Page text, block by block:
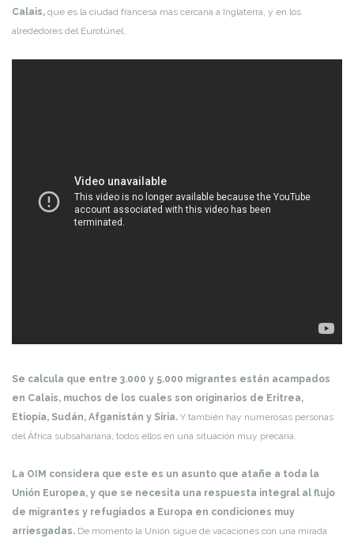
Calais, que es la ciudad francesa más cercana a Inglaterra, y en los
alrededores del Eurotúnel.
Se calcula que entre 3.000 y 5.000 migrantes están acampados
en Calais, muchos de los cuales son originarios de Eritrea,
Etiopía, Sudán, Afganistán y Siria. Y también hay numerosas personas
del África subsahariana, todos ellos en una situación muy precaria.
La OIM considera que este es un asunto que atañe a toda la
Unión Europea, y que se necesita una respuesta integral al flujo
de migrantes y refugiados a Europa en condiciones muy
arriesgadas. De momento la Unión sigue de vacaciones con una mirada